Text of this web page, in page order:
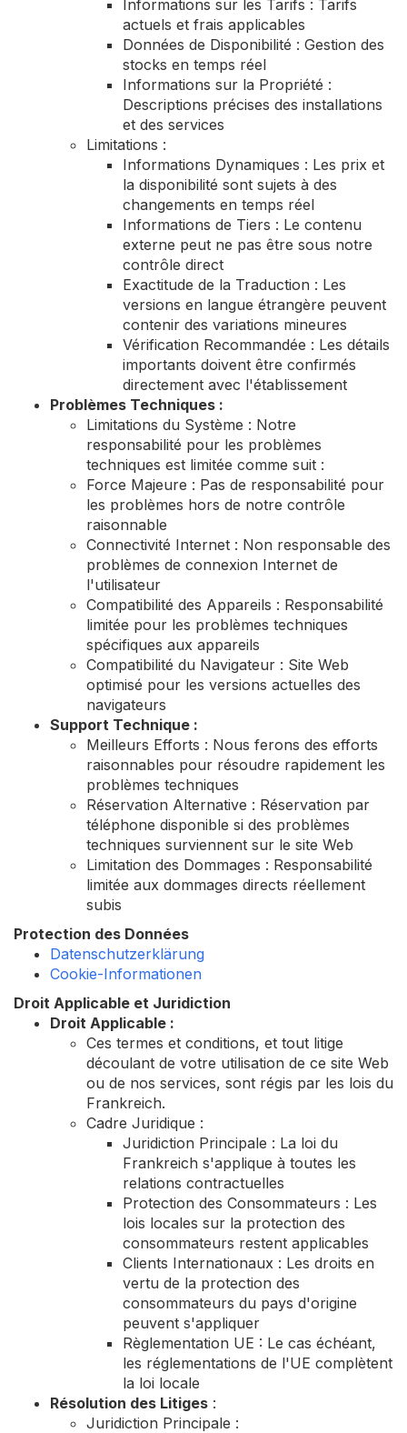
Informations sur les Tarifs : Tarifs
actuels et frais applicables
Données de Disponibilité : Gestion des
stocks en temps réel
Informations sur la Propriété :
Descriptions précises des installations
et des services
Limitations :
Informations Dynamiques : Les prix et
la disponibilité sont sujets à des
changements en temps réel
Informations de Tiers : Le contenu
externe peut ne pas être sous notre
contrôle direct
Exactitude de la Traduction : Les
versions en langue étrangère peuvent
contenir des variations mineures
Vérification Recommandée : Les détails
importants doivent être confirmés
directement avec l'établissement
Problèmes Techniques :
Limitations du Système : Notre
responsabilité pour les problèmes
techniques est limitée comme suit :
Force Majeure : Pas de responsabilité pour
les problèmes hors de notre contrôle
raisonnable
Connectivité Internet : Non responsable des
problèmes de connexion Internet de
l'utilisateur
Compatibilité des Appareils : Responsabilité
limitée pour les problèmes techniques
spécifiques aux appareils
Compatibilité du Navigateur : Site Web
optimisé pour les versions actuelles des
navigateurs
Support Technique :
Meilleurs Efforts : Nous ferons des efforts
raisonnables pour résoudre rapidement les
problèmes techniques
Réservation Alternative : Réservation par
téléphone disponible si des problèmes
techniques surviennent sur le site Web
Limitation des Dommages : Responsabilité
limitée aux dommages directs réellement
subis
Protection des Données
Datenschutzerklärung
Cookie-Informationen
Droit Applicable et Juridiction
Droit Applicable :
Ces termes et conditions, et tout litige
découlant de votre utilisation de ce site Web
ou de nos services, sont régis par les lois du
Frankreich.
Cadre Juridique :
Juridiction Principale : La loi du
Frankreich s'applique à toutes les
relations contractuelles
Protection des Consommateurs : Les
lois locales sur la protection des
consommateurs restent applicables
Clients Internationaux : Les droits en
vertu de la protection des
consommateurs du pays d'origine
peuvent s'appliquer
Règlementation UE : Le cas échéant,
les réglementations de l'UE complètent
la loi locale
Résolution des Litiges :
Juridiction Principale :